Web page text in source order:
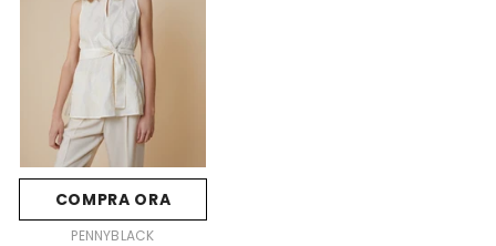
COMPRA ORA
FORNITORE:PENNYBLACK